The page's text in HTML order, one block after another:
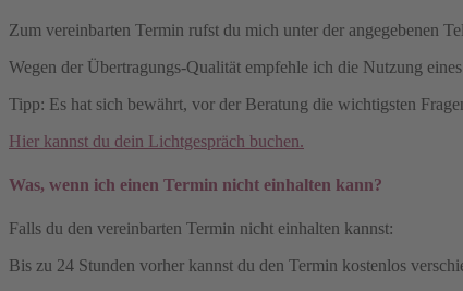
Zum vereinbarten Termin rufst du mich unter der angegebenen
Wegen der Übertragungs-Qualität empfehle ich die Nutzung
Tipp: Es hat sich bewährt, vor der Beratung die wichtigsten
Hier kannst du dein Lichtgespräch buchen.
Was, wenn ich einen Termin nicht einhalten kann?
Falls du den vereinbarten Termin nicht einhalten kannst:
Bis zu 24 Stunden vorher kannst du den Termin kostenlos